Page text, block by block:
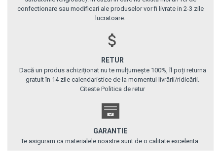
confectionare sau modificari ale produselor vor fi livrate in 2-3 zile
lucratoare.
RETUR
Dacă un produs achiziționat nu te mulțumește 100%, îl poți returna
gratuit în 14 zile calendaristice de la momentul livrării/ridicării.
Citeste Politica de retur
GARANTIE
Te asiguram ca materialele noastre sunt de o calitate excelenta.